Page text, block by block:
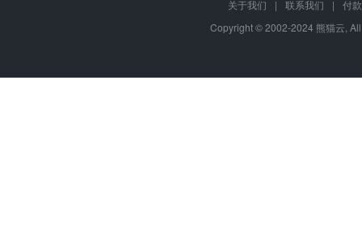
关于我们 | 联系我们 |
付
Copyright © 2002-2024 熊猫云,